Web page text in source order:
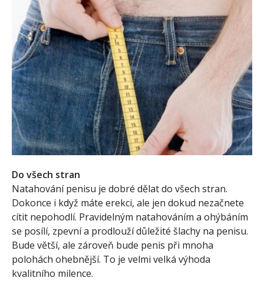
Do všech stran
Natahování penisu je dobré dělat do všech stran.
Dokonce i když máte erekci, ale jen dokud nezačnete
cítit nepohodlí. Pravidelným natahováním a ohýbáním
se posílí, zpevní a prodlouží důležité šlachy na penisu.
Bude větší, ale zároveň bude penis při mnoha
polohách ohebnější. To je velmi velká výhoda
kvalitního milence.